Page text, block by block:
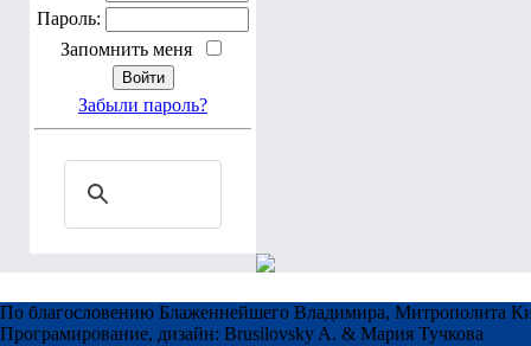
Пароль:
Запомнить меня
Забыли пароль?
По благословению Блаженнейшего Владимира, Митрополита
Програмирование, дизайн: Brusilovsky A. & Мария Тучкова